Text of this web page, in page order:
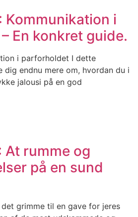
Kommunikation i
En konkret guide.
i parforholdet I dette
endnu mere om, hvordan du i
jalousi på en god
At rumme og
på en sund
grimme til en gave for jeres